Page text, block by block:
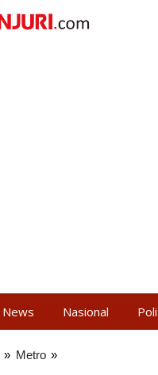
News Nasional
» Metro »